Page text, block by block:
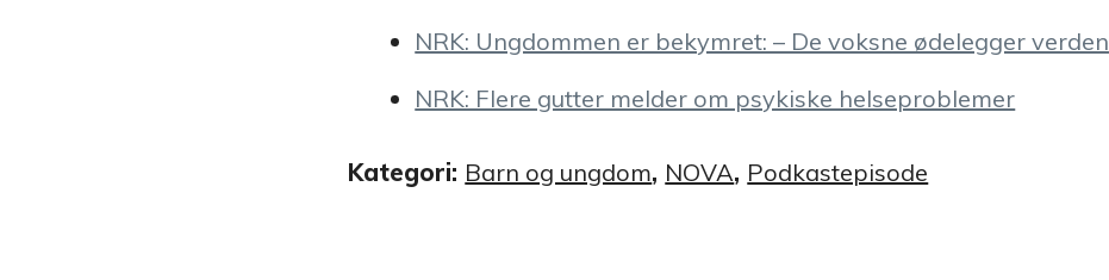
NRK: Ungdommen er bekymret: – De voksne ødelegger verden
NRK: Flere gutter melder om psykiske helseproblemer
Kategori: Barn og ungdom, NOVA, Podkastepisode